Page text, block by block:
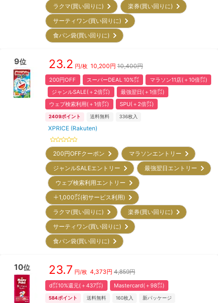
ラクマ(買い回りに)
楽券(買い回りに)
サーティワン(買い回りに)
食パン袋(買い回りに)
9位 23.2 円/枚 10,200円 10,400円
200円OFF スーパーDEAL 10%㌽
マラソン11店(＋10倍㌽)
ジャンルSALE(＋2倍㌽)
最強翌日(＋1倍㌽)
ウェブ検索利用(＋1倍㌽)
SPU(＋2倍㌽)
2409ポイント 送料無料 336枚入
XPRICE (Rakuten)
200円OFFクーポン
マラソンエントリー
ジャンルSALEエントリー
最強翌日エントリー
ウェブ検索利用エントリー
＋1,000㌽(初サービス利用)
ラクマ(買い回りに)
楽券(買い回りに)
サーティワン(買い回りに)
食パン袋(買い回りに)
10位 23.7 円/枚 4,373円 4,859円
d㌽10%還元(＋437㌽) Mastercard(＋98㌽)
584ポイント 送料無料 160枚入 新パッケージ